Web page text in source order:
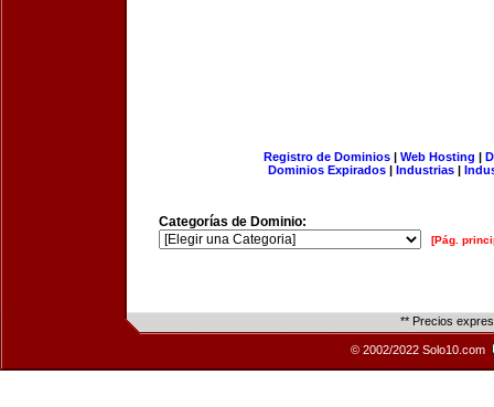
Registro de Dominios| Web Hosting |
Dominios Expirados | Industrias |
Categorías de Dominio:
[Pág.
** Precios
© 2002/2022 Solo10.com